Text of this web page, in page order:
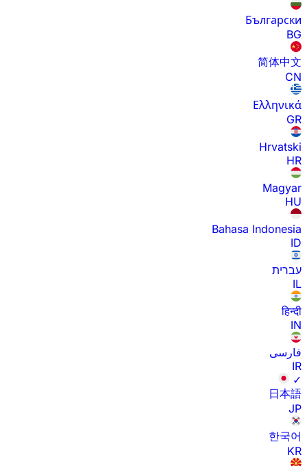
Български
BG
简体中文
CN
Ελληνικά
GR
Hrvatski
HR
Magyar
HU
Bahasa Indonesia
ID
עברית
IL
हिन्दी
IN
فارسی
IR
✓
日本語
JP
한국어
KR